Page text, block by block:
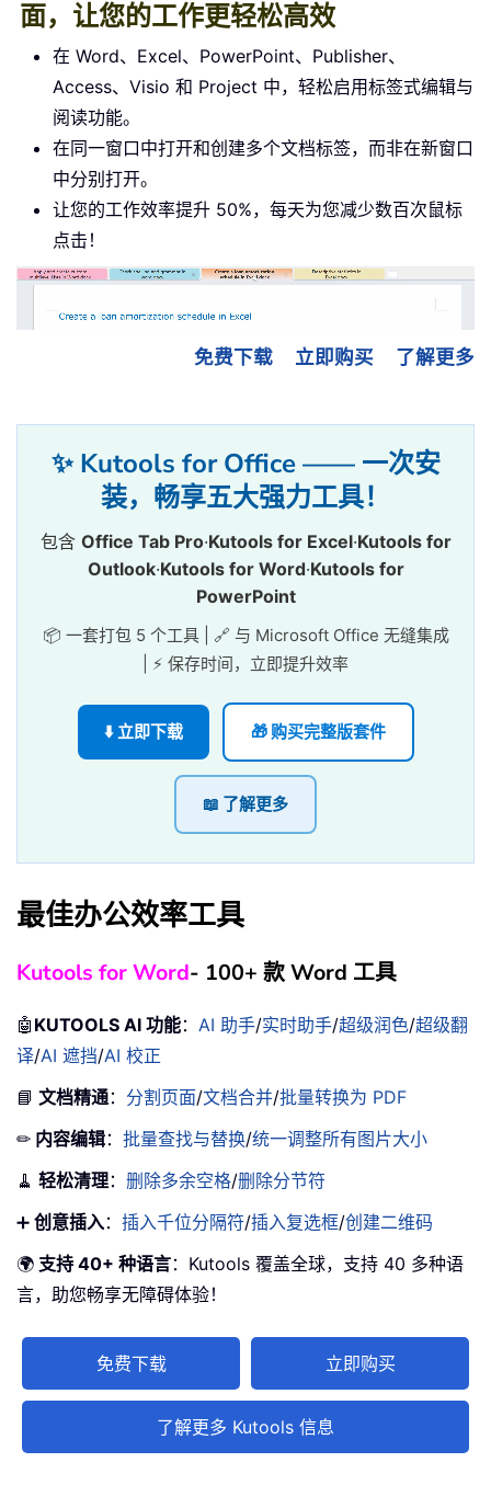
面，让您的工作更轻松高效
在 Word、Excel、PowerPoint、Publisher、
Access、Visio 和 Project 中，轻松启用标签式编辑与
阅读功能。
在同一窗口中打开和创建多个文档标签，而非在新窗口
中分别打开。
让您的工作效率提升 50%，每天为您减少数百次鼠标
点击！
免费下载 立即购买 了解更多
✨ Kutools for Office —— 一次安
装，畅享五大强力工具！
包含 Office Tab Pro·Kutools for Excel·Kutools for
Outlook·Kutools for Word·Kutools for
PowerPoint
📦 一套打包 5 个工具 | 🔗 与 Microsoft Office 无缝集成
| ⚡ 保存时间，立即提升效率
⬇️ 立即下载 🎁 购买完整版套件
📖 了解更多
最佳办公效率工具
Kutools for Word- 100+ 款 Word 工具
🤖 KUTOOLS AI 功能： AI 助手/实时助手/超级润色/超级翻
译/AI 遮挡/AI 校正
📘 文档精通： 分割页面/文档合并/批量转换为 PDF
✏ 内容编辑： 批量查找与替换/统一调整所有图片大小
🧹 轻松清理： 删除多余空格/删除分节符
➕ 创意插入： 插入千位分隔符/插入复选框/创建二维码
🌍 支持 40+ 种语言：Kutools 覆盖全球，支持 40 多种语
言，助您畅享无障碍体验！
免费下载 立即购买
了解更多 Kutools 信息